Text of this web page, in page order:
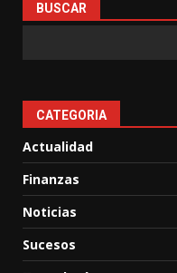
BUSCAR
CATEGORIA
Actualidad
Finanzas
Noticias
Sucesos